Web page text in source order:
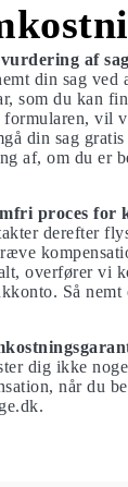
af
din sag ved
som du kan
vil
din sag
af, om du er
proces for
derefter
overfører vi
Så nemt
dig ikke
når du